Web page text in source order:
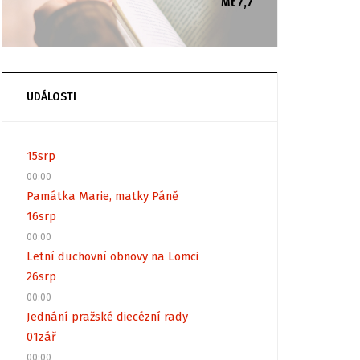
Mt 7,7
UDÁLOSTI
15srp
00:00
Památka Marie, matky Páně
16srp
00:00
Letní duchovní obnovy na Lomci
26srp
00:00
Jednání pražské diecézní rady
01zář
00:00